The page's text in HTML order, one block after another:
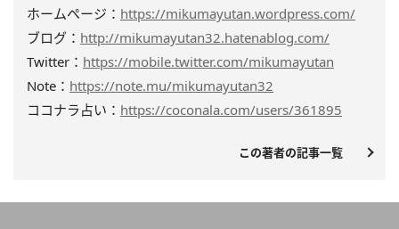
ホームページ： https://mikumayutan.wordpress.com/
ブログ： http://mikumayutan32.hatenablog.com/
Twitter： https://mobile.twitter.com/mikumayutan
Note： https://note.mu/mikumayutan32
ココナラ占い： https://coconala.com/users/361895
この著者の記事一覧